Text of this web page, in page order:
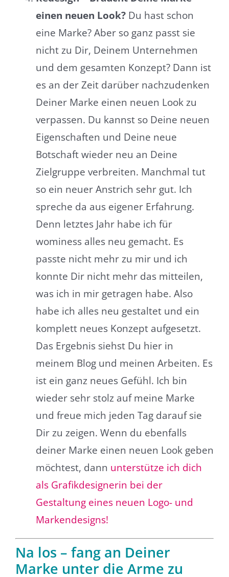
einen neuen Look? Du hast schon
eine Marke? Aber so ganz passt sie
nicht zu Dir, Deinem Unternehmen
und dem gesamten Konzept? Dann ist
es an der Zeit darüber nachzudenken
Deiner Marke einen neuen Look zu
verpassen. Du kannst so Deine neuen
Eigenschaften und Deine neue
Botschaft wieder neu an Deine
Zielgruppe verbreiten. Manchmal tut
so ein neuer Anstrich sehr gut. Ich
spreche da aus eigener Erfahrung.
Denn letztes Jahr habe ich für
wominess alles neu gemacht. Es
passte nicht mehr zu mir und ich
konnte Dir nicht mehr das mitteilen,
was ich in mir getragen habe. Also
habe ich alles neu gestaltet und ein
komplett neues Konzept aufgesetzt.
Das Ergebnis siehst Du hier in
meinem Blog und meinen Arbeiten. Es
ist ein ganz neues Gefühl. Ich bin
wieder sehr stolz auf meine Marke
und freue mich jeden Tag darauf sie
Dir zu zeigen. Wenn du ebenfalls
deiner Marke einen neuen Look geben
möchtest, dann unterstütze ich dich
als Grafikdesignerin bei der
Gestaltung eines neuen Logo- und
Markendesigns!
Na los – fang an Deiner
Marke unter die Arme zu